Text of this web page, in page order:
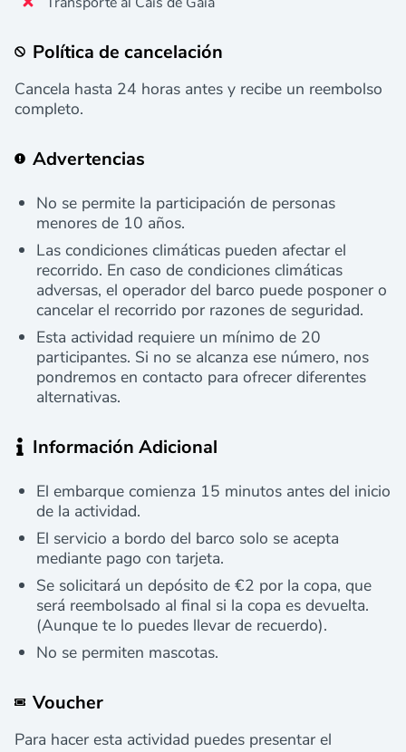
Política de cancelación
Cancela hasta 24 horas antes y recibe un reembolso
completo.
Advertencias
No se permite la participación de personas
menores de 10 años.
Las condiciones climáticas pueden afectar el
recorrido. En caso de condiciones climáticas
adversas, el operador del barco puede posponer o
cancelar el recorrido por razones de seguridad.
Esta actividad requiere un mínimo de 20
participantes. Si no se alcanza ese número, nos
pondremos en contacto para ofrecer diferentes
alternativas.
Información Adicional
El embarque comienza 15 minutos antes del inicio
de la actividad.
El servicio a bordo del barco solo se acepta
mediante pago con tarjeta.
Se solicitará un depósito de €2 por la copa, que
será reembolsado al final si la copa es devuelta.
(Aunque te lo puedes llevar de recuerdo).
No se permiten mascotas.
Voucher
Para hacer esta actividad puedes presentar el